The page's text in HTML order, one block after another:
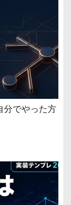
分でやった方